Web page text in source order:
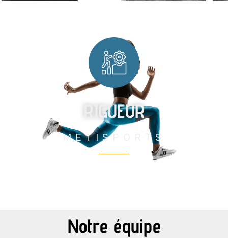
RIGUEUR
METISPORTS
Notre équipe